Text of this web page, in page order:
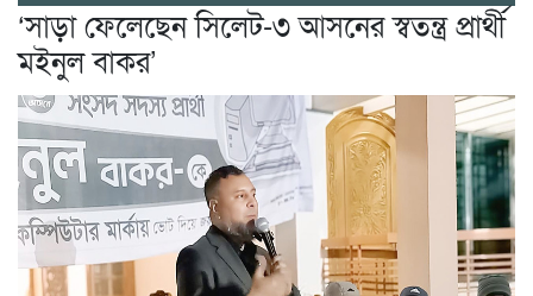
‘সাড়া ফেলেছেন সিলেট-৩ আসনের স্বতন্ত্র প্রার্থী
মইনুল বাকর’